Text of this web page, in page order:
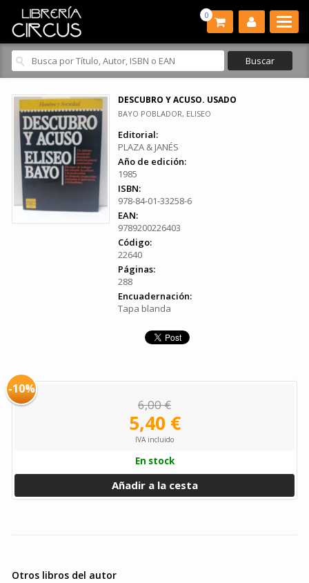
0
DESCUBRO Y ACUSO. USADO
BAYO POBLADOR, ELISEO
Editorial:
PLAZA & JANÉS
Año de edición:
1985
ISBN:
978-84-01-33258-6
EAN:
9789200226403
Código:
22640
Páginas:
288
Encuadernación:
Tapa blanda
-10%
6,00 €
5,40 €
IVA incluido
En stock
Añadir a la cesta
Otros libros del autor